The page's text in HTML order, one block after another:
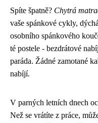
Spíte špatně? Chytrá
vaše spánkové cykly,
osobního spánkového
té postele - bezdrátové
paráda. Žádné zamotané
nabíjí.
V parných letních dnech
Než se vrátíte z práce,